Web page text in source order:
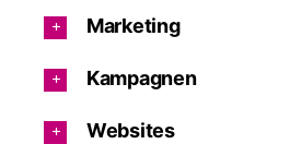
Marketing
Kampagnen
Websites